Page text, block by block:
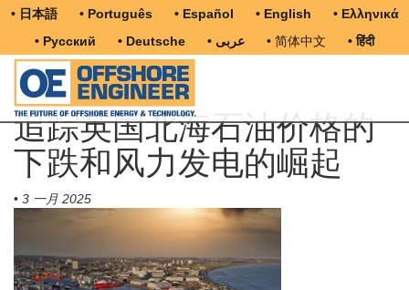
• 日本語 • Português • Español • English
• Ελληνικά
• Русский
• Deutsche • عربى • 简体中文 • हिंदी
追踪英国北海石油价格的
下跌和风力发电的崛起
• 3 一月 2025